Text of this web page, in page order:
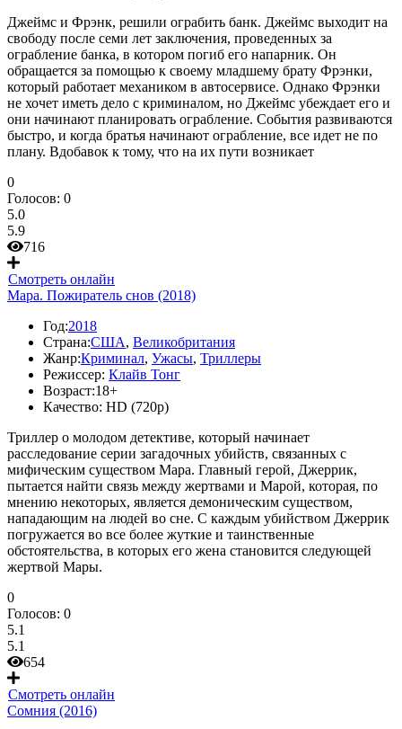
Джеймс и Фрэнк, решили ограбить банк. Джеймс выходит на
свободу после семи лет заключения, проведенных за
ограбление банка, в котором погиб его напарник. Он
обращается за помощью к своему младшему брату Фрэнки,
который работает механиком в автосервисе. Однако Фрэнки
не хочет иметь дело с криминалом, но Джеймс убеждает его и
они начинают планировать ограбление. События развиваются
быстро, и когда братья начинают ограбление, все идет не по
плану. Вдобавок к тому, что на их пути возникает
0
Голосов: 0
5.0
5.9
716
Смотреть онлайн
Мара. Пожиратель снов (2018)
Год:2018
Страна:США, Великобритания
Жанр:Криминал, Ужасы, Триллеры
Режиссер: Клайв Тонг
Возраст:18+
Качество: HD (720p)
Триллер о молодом детективе, который начинает
расследование серии загадочных убийств, связанных с
мифическим существом Мара. Главный герой, Джеррик,
пытается найти связь между жертвами и Марой, которая, по
мнению некоторых, является демоническим существом,
нападающим на людей во сне. С каждым убийством Джеррик
погружается во все более жуткие и таинственные
обстоятельства, в которых его жена становится следующей
жертвой Мары.
0
Голосов: 0
5.1
5.1
654
Смотреть онлайн
Сомния (2016)